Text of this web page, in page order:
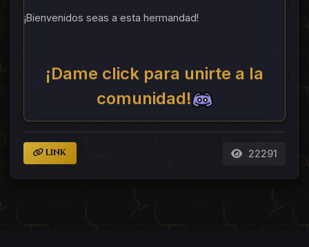
¡Bienvenidos seas a esta hermandad!
¡Dame click para unirte a la
comunidad!
LINK 22291